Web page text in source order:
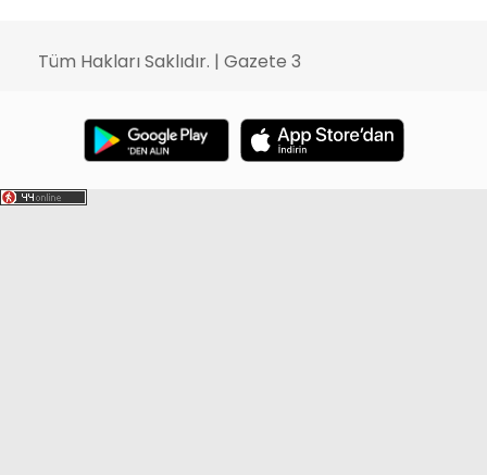
Tüm Hakları Saklıdır. | Gazete 3